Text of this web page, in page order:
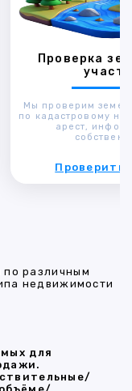
Проверка
Мы проверим
по кадастровому
арест,
Проверить
различным
недвижимости
для